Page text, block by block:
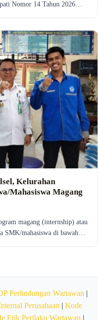
Nomor 14 Tahun 2026…
Kelurahan
Mahasiswa Magang
magang (internship) atau
SMK/mahasiswa di bawah…
Perlindungan Wartawan |
Perusahaan | Kode
Etik Perilaku Wartawan |